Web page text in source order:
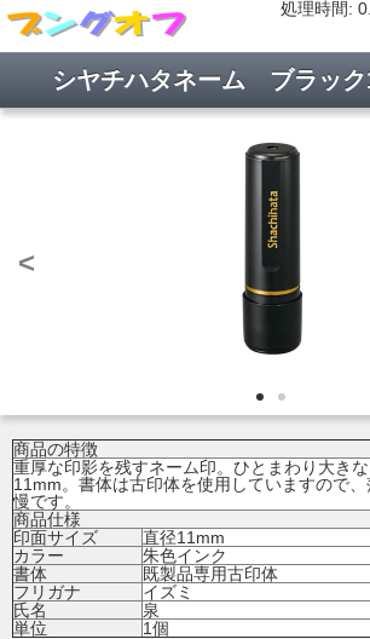
処理時間:
シヤチハタネーム ブラ
<
商品の特徴
重厚な印影を残すネーム印。ひとまわり大き
11mm。書体は古印体を使用していますので
慢です。
商品仕様
印面サイズ
直径11mm
カラー
朱色インク
書体
既製品専用古印体
フリガナ
イズミ
氏名
泉
単位
1個
処理時間: 0.019秒